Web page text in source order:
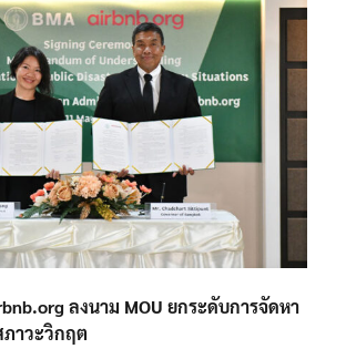
ลงนาม MOU ยกระดับการจัดหา
าวะวิกฤต